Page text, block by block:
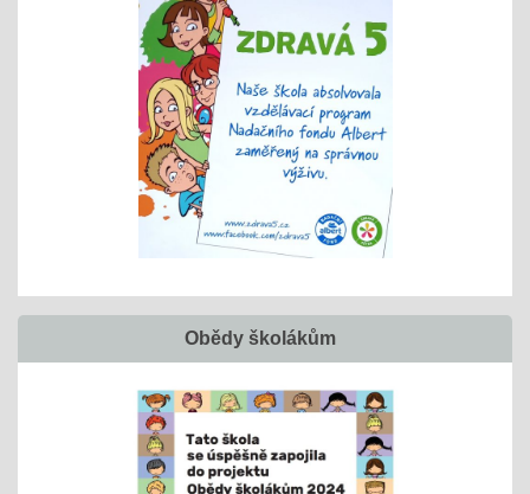
Obědy školákům